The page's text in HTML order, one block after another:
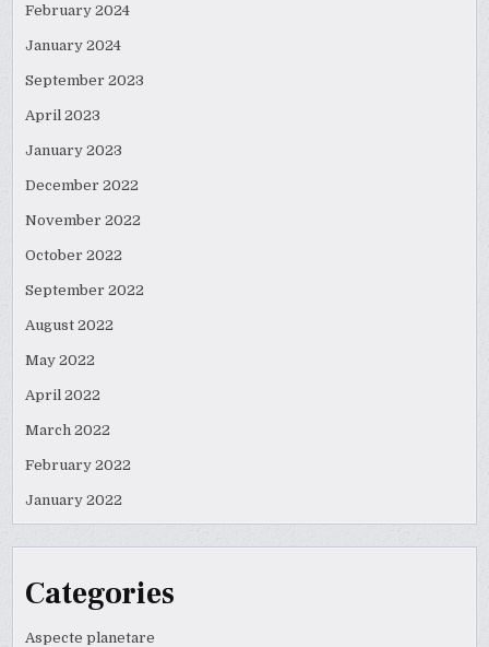
February 2024
January 2024
September 2023
April 2023
January 2023
December 2022
November 2022
October 2022
September 2022
August 2022
May 2022
April 2022
March 2022
February 2022
January 2022
Categories
Aspecte planetare